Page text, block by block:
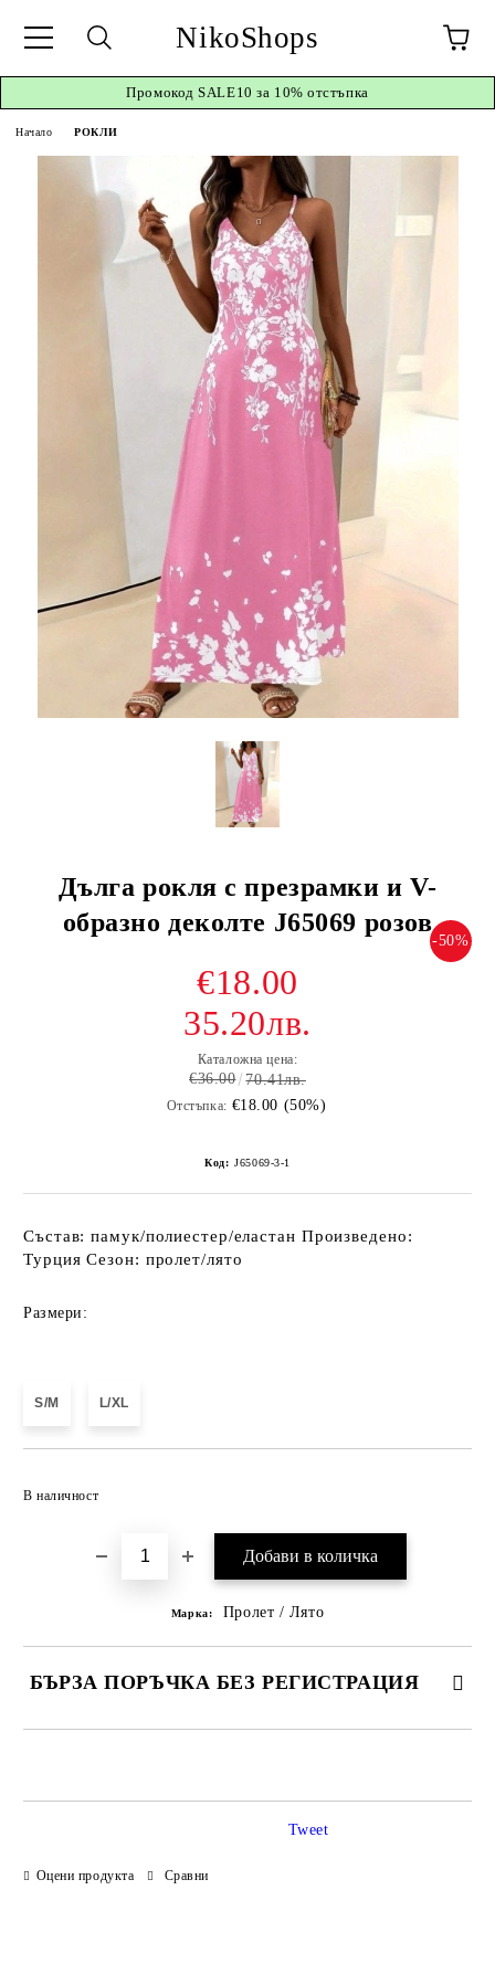
NikoShops
ПромокодSALE10 за 10% отстъпка
Начало РОКЛИ
Дълга рокля с презрамки и V-
образно деколте J65069 розов
-50%
€18.00
35.20лв.
Каталожна цена:
€36.00 70.41лв.
Отстъпка: €18.00 (50%)
Код: J65069-3-1
Състав: памук/полиестер/еластан Произведено:
Турция Сезон: пролет/лято
Размери:
S/M L/XL
В наличност
Марка: Пролет / Лято
БЪРЗА ПОРЪЧКА БЕЗ РЕГИСТРАЦИЯ
Оцени продукта Сравни
Tweet